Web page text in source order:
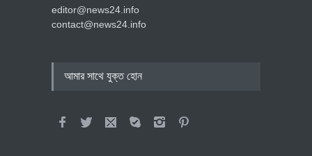
editor@news24.info
contact@news24.info
আমার সাথে যুক্ত হোন